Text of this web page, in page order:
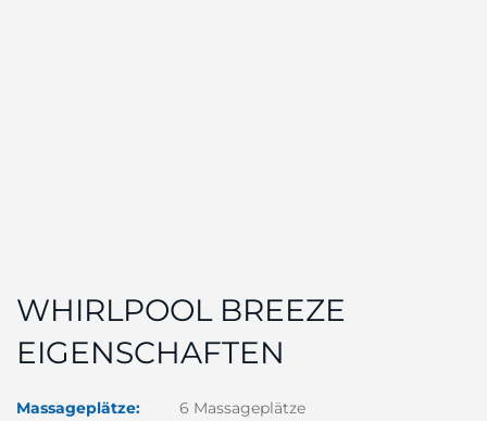
WHIRLPOOL BREEZE
EIGENSCHAFTEN
Massageplätze:
6 Massageplätze